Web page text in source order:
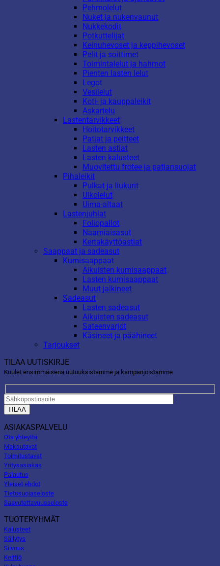
Pehmolelut
Nuket ja nukenvaunut
Nukkekodit
Potkuttelijat
Keinuhevoset ja keppihevoset
Pelit ja soittimet
Toimintalelut ja hahmot
Pienten lasten lelut
Legot
Vesilelut
Koti- ja kauppaleikit
Askartelu
Lastentarvikkeet
Hoitotarvikkeet
Patjat ja peitteet
Lasten astiat
Lasten kalusteet
Muovitettu frotee ja patjansuojat
Pihaleikit
Pulkat ja liukurit
Ulkolelut
Uima-altaat
Lastenjuhlat
Foliopallot
Naamiaisasut
Kertakäyttöastiat
Saappaat ja sadeasut
Kumisaappaat
Aikuisten kumisaappaat
Lasten kumisaappaat
Muut jalkineet
Sadeasut
Lasten sadeasut
Aikuisten sadeasut
Sateenvarjot
Käsineet ja päähineet
Tarjoukset
TILAA UUTISKIRJE
Kuulet ensimmäisenä uutuuksistamme ja kampanjoistamme
ASIAKASPALVELU
Ota yhteyttä
Maksutavat
Toimitustavat
Yritysasiakas
Palautus
Yleiset ehdot
Tietosuojaseloste
Saavutettavuusseloste
TUOTERYHMÄT
Kalusteet
Säilytys
Siivous
Keittiö